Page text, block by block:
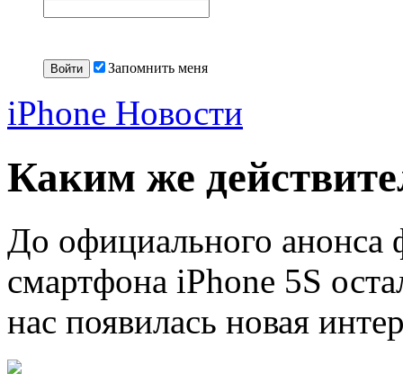
Запомнить меня
iPhone Новости
Каким же
До официального анонса
смартфона iPhone 5S
нас появилась новая